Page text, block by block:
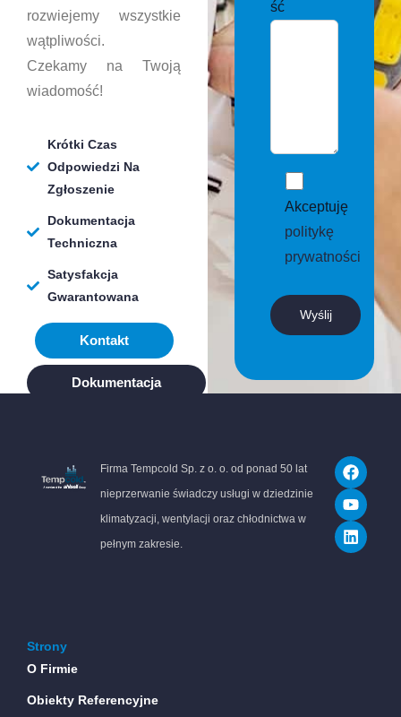
rozwiejemy wszystkie
wątpliwości.
Czekamy na Twoją
wiadomość!
Krótki Czas
Odpowiedzi Na
Zgłoszenie
Dokumentacja
Techniczna
Satysfakcja
Gwarantowana
Kontakt
Dokumentacja
ść
Akceptuję
politykę
prywatności
Firma Tempcold Sp. z o. o. od ponad 50 lat
nieprzerwanie świadczy usługi w dziedzinie
klimatyzacji, wentylacji oraz chłodnictwa w
pełnym zakresie.
F
a
c
e
b
o
Y
o
u
t
u
b
L
i
n
k
e
d
Strony
O Firmie
Obiekty Referencyjne